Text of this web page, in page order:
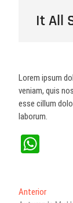
It All
Lorem ipsum
veniam, quis
esse cillum
laborum.
AnteriorEntrada